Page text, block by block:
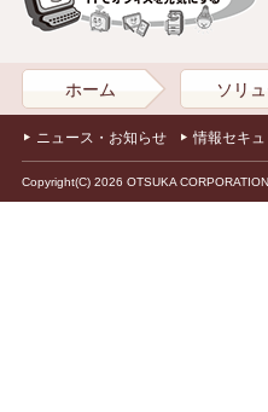
ホーム ソリ
ニュース・お知らせ 情報セキ
Copyright(C) 2026 OTSUKA